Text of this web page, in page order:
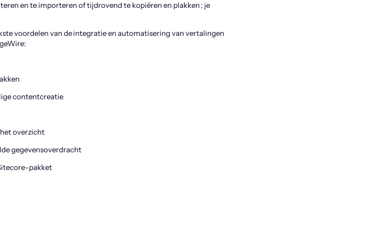
en te importeren of tijdrovend te kopiëren en plakken ; je
voordelen van de integratie en automatisering van vertalingen
contentcreatie
overzicht
gegevensoverdracht
pakket